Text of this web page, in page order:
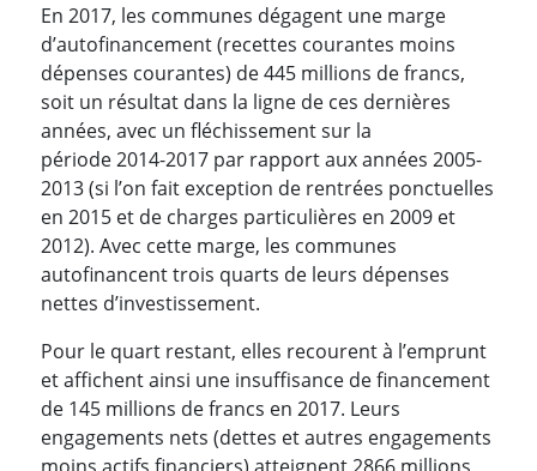
En 2017, les communes dégagent une marge
d’autofinancement (recettes courantes moins
dépenses courantes) de 445 millions de francs,
soit un résultat dans la ligne de ces dernières
années, avec un fléchissement sur la
période 2014-2017 par rapport aux années 2005-
2013 (si l’on fait exception de rentrées ponctuelles
en 2015 et de charges particulières en 2009 et
2012). Avec cette marge, les communes
autofinancent trois quarts de leurs dépenses
nettes d’investissement.
Pour le quart restant, elles recourent à l’emprunt
et affichent ainsi une insuffisance de financement
de 145 millions de francs en 2017. Leurs
engagements nets (dettes et autres engagements
moins actifs financiers) atteignent 2866 millions